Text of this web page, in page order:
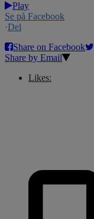
Play
Se på Facebook
·Del
Share on Facebook
Share by Email
Likes: